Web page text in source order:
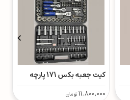
کیت جعبه بکس 171 پارچه
11,800,000تومان